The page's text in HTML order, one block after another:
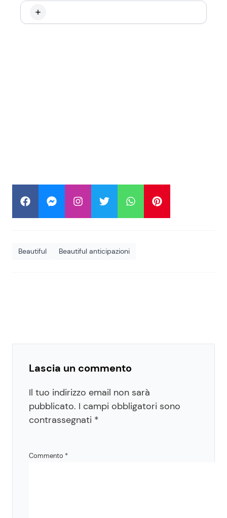
Beautiful Beautiful anticipazioni
Lascia un commento
Il tuo indirizzo email non sarà
pubblicato. I campi obbligatori sono
contrassegnati *
Commento *